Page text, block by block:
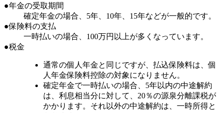
●年金の受取期間
確定年金の場合、5年、10年、15年などが一般的です。
●保険料の支払
一時払いの場合、100万円以上が多くなっています。
●税金
通常の個人年金と同じですが、払込保険料は、個
人年金保険料控除の対象になりません。
確定年金で一時払いの場合、5年以内の中途解約
は、利息相当分に対して、20％の源泉分離課税が
かかります。それ以外の中途解約は、一時所得と